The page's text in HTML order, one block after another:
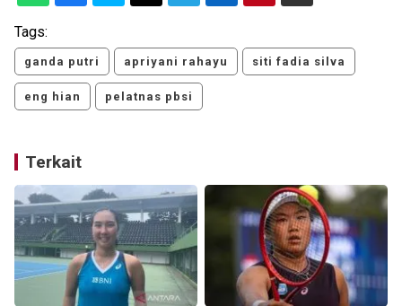
Tags:
ganda putri apriyani rahayu siti fadia silva
eng hian pelatnas pbsi
Terkait